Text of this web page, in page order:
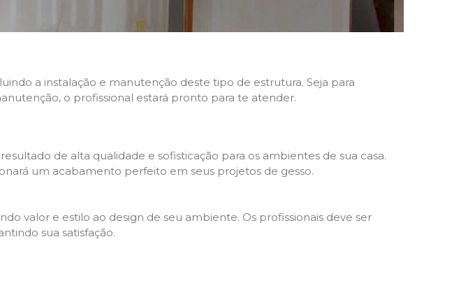
a instalação e manutenção deste tipo de estrutura. Seja para
o profissional estará pronto para te atender.
de alta qualidade e sofisticação para os ambientes de sua casa.
um acabamento perfeito em seus projetos de gesso.
valor e estilo ao design de seu ambiente. Os profissionais deve ser
sua satisfação.